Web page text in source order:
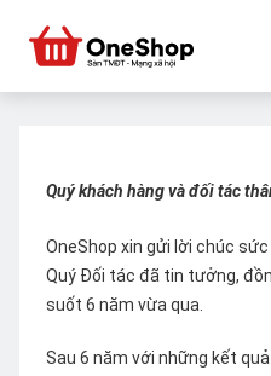
Quý khách hàng và đối tác
OneShop xin gửi lời chúc
Quý Đối tác đã tin tưởng,
suốt 6 năm vừa qua.
Sau 6 năm với những kết